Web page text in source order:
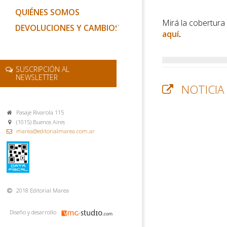
QUIÉNES SOMOS
DEVOLUCIONES Y CAMBIOS
SUSCRIPCIÓN AL
NEWSLETTER
Pasaje Rivarola 115
(1015) Buenos Aires
marea@editorialmarea.com.ar
2018 Editorial Marea
Diseño y desarrollo
Mirá la
aquí.